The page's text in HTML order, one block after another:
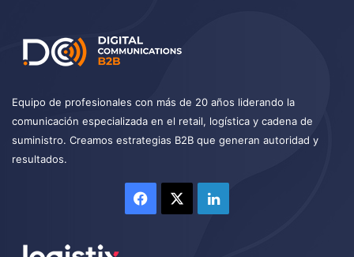
Equipo de profesionales con más de 20 años liderando la
comunicación especializada en el retail, logística y cadena de
suministro. Creamos estrategias B2B que generan autoridad y
resultados.
Facebook LinkedIn